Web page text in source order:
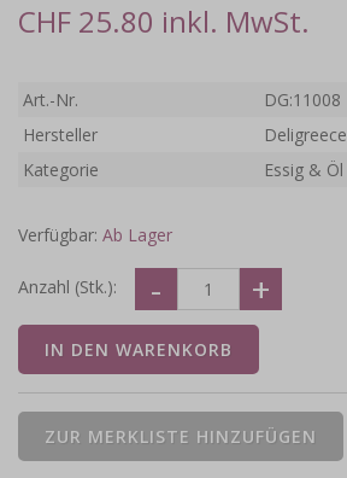
CHF 25.80 inkl. MwSt.
Art.-Nr.
DG:11008
Hersteller
Deligreece
Kategorie
Essig & Öl
Verfügbar: Ab Lager
Anzahl (Stk.):